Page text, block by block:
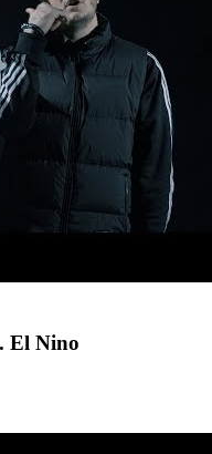
El Nino